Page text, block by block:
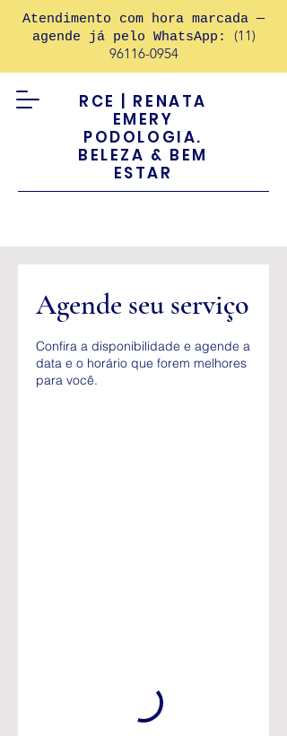
Atendimento com hora marcada —
agende já pelo WhatsApp: (11)
96116-0954
RCE | RENATA
EMERY
PODOLOGIA.
BELEZA & BEM
ESTAR
Agende seu serviço
Confira a disponibilidade e agende a
data e o horário que forem melhores
para você.